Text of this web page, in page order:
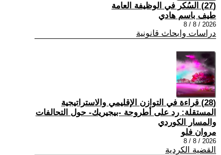
(27) السُكر في الوظيفة العامة
طيف باسم هادي
2026 / 8 / 8
دراسات وابحاث قانونية
(28) قراءة في التوازن الإقليمي والاستراتيجية
المستقلة: رد على أطروحة -بيجيريك- حول التحالفات
والمسار الكوردي
مروان فلو
2026 / 8 / 8
القضية الكردية